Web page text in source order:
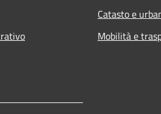
Catasto e
Mobilità e